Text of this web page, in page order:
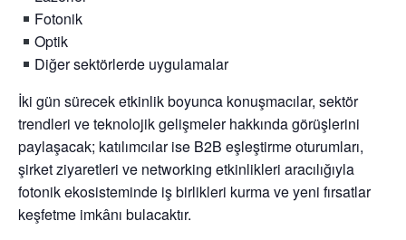
Fotonik
Optik
Diğer sektörlerde uygulamalar
İki gün sürecek etkinlik boyunca konuşmacılar, sektör
trendleri ve teknolojik gelişmeler hakkında görüşlerini
paylaşacak; katılımcılar ise B2B eşleştirme oturumları,
şirket ziyaretleri ve networking etkinlikleri aracılığıyla
fotonik ekosisteminde iş birlikleri kurma ve yeni fırsatlar
keşfetme imkânı bulacaktır.